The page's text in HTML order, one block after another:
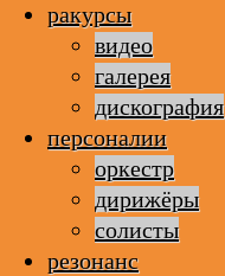
ракурсы
видео
галерея
дискография
персоналии
оркестр
дирижёры
солисты
резонанс